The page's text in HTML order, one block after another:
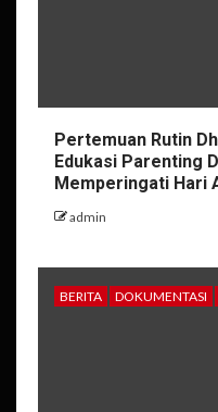
Pertemuan Rutin
Edukasi Parenting
Memperingati Hari
admin
BERITA DOKUMENTASI